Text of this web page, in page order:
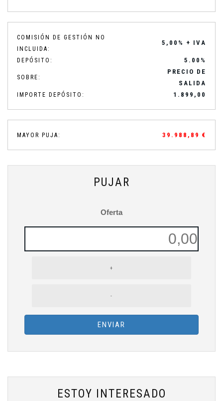
COMISIÓN DE GESTIÓN NO
INCLUIDA:
5,00% + IVA
DEPÓSITO: 5.00%
SOBRE:
PRECIO DE
SALIDA
IMPORTE DEPÓSITO: 1.899,00
MAYOR PUJA: 39.988,89 €
PUJAR
Oferta
+
-
ENVIAR
ESTOY INTERESADO